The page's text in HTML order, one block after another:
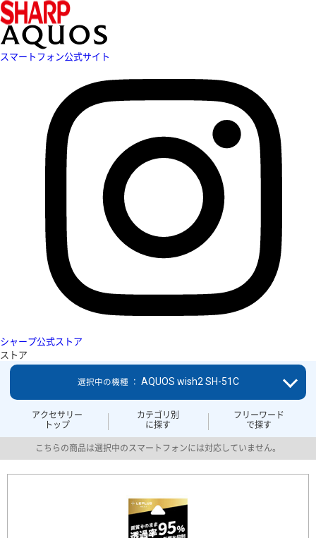
スマートフォン公式サイト
シャープ公式ストア
ストア
アクセサリー
トップ
カテゴリ別
に探す
フリーワード
で探す
選択中の機種 ： AQUOS wish2 SH-51C
こちらの商品は選択中のスマートフォンには対応していません。